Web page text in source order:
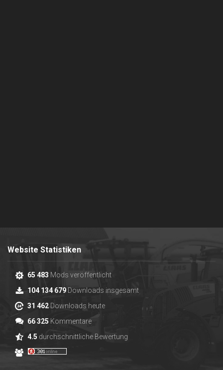
Website Statistiken
65 483 Mods veröffentlicht
104 134 679 Downloads insgesamt
31 462Downloads heute
66 325 Kommentare
4.5 durchschnittliche Bewertung